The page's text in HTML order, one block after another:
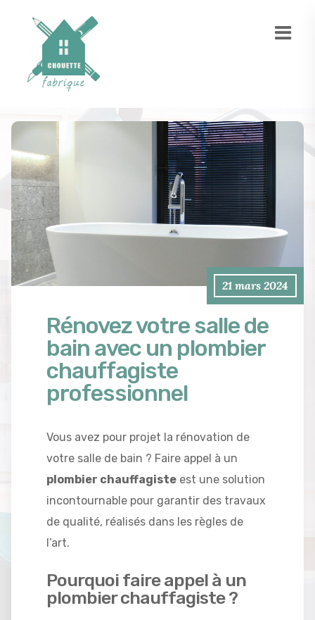
21 mars 2024
Rénovez votre salle de
bain avec un plombier
chauffagiste
professionnel
Vous avez pour projet la rénovation de
votre salle de bain ? Faire appel à un
plombier chauffagiste est une solution
incontournable pour garantir des travaux
de qualité, réalisés dans les règles de
l’art.
Pourquoi faire appel à un
plombier chauffagiste ?